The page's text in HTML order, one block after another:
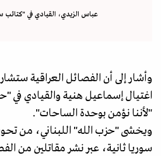
عباس الزيدي، القيادي في "كتائب
وأشار إلى أن الفصائل العراقية
اغتيال إسماعيل هنية والقيادي في
"لأننا نؤمن بوحدة الساحات".
ويخشى "حزب الله" اللبناني، من
سوريا ثانية، عبر نشر مقاتلين من